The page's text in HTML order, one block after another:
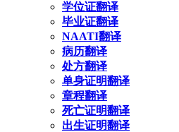
学位证翻译
毕业证翻译
NAATI翻译
病历翻译
处方翻译
单身证明翻译
章程翻译
死亡证明翻译
出生证明翻译